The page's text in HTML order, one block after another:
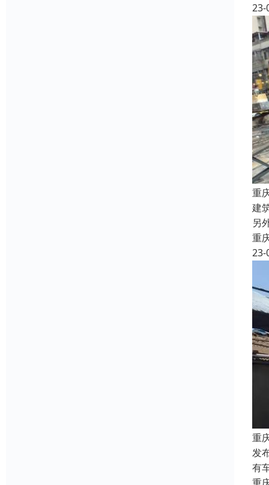
23-
重
建
另
重
23-
重
发
有